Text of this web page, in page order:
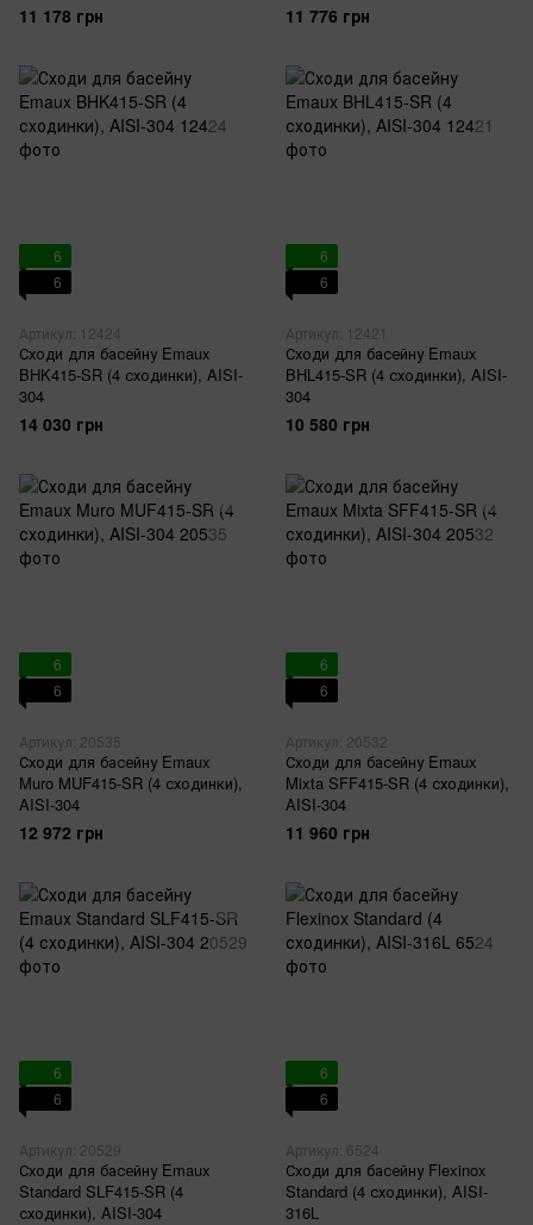
11 178 грн 11 776 грн
6
6
Артикул: 12424
Сходи для басейну Emaux
BHK415-SR (4 сходинки), AISI-
304
14 030 грн
6
6
Артикул: 12421
Сходи для басейну Emaux
BHL415-SR (4 сходинки), AISI-
304
10 580 грн
6
6
Артикул: 20535
Сходи для басейну Emaux
Muro MUF415-SR (4 сходинки),
AISI-304
12 972 грн
6
6
Артикул: 20532
Сходи для басейну Emaux
Mixta SFF415-SR (4 сходинки),
AISI-304
11 960 грн
6
6
Артикул: 20529
Сходи для басейну Emaux
Standard SLF415-SR (4
сходинки), AISI-304
6
6
Артикул: 6524
Сходи для басейну Flexinox
Standard (4 сходинки), AISI-
316L